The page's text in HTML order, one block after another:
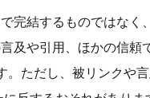
完結するものではな
及や引用、ほかの信
ただし、被リンクや